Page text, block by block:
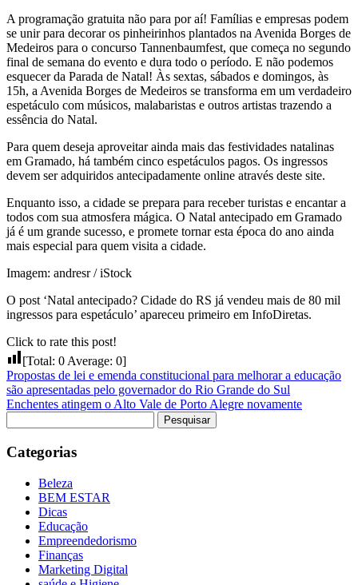
A programação gratuita não para por aí! Famílias e empresas podem
se unir para decorar os pinheirinhos plantados na Avenida Borges de
Medeiros para o concurso Tannenbaumfest, que começa no segundo
final de semana do evento e dura todo o período. E não podemos
esquecer da Parada de Natal! Às sextas, sábados e domingos, às
15h, a Avenida Borges de Medeiros se transforma em um verdadeiro
espetáculo com músicos, malabaristas e outros artistas trazendo a
essência do Natal.
Para quem deseja aproveitar ainda mais das festividades natalinas
em Gramado, há também cinco espetáculos pagos. Os ingressos
devem ser adquiridos antecipadamente online através deste site.
Enquanto isso, a cidade se prepara para receber turistas e encantar a
todos com sua atmosfera mágica. O Natal antecipado em Gramado
já é um grande sucesso, e promete tornar esta época do ano ainda
mais especial para quem visita a cidade.
Imagem: andresr / iStock
O post ‘Natal antecipado? Cidade do RS já vendeu mais de 80 mil
ingressos para espetáculo’ apareceu primeiro em InfoDiretas.
Click to rate this post!
[Total: 0 Average: 0]
Propostas de lei e emenda constitucional para melhorar a educação
são apresentadas pelo governador do Rio Grande do Sul
Enchentes atingem o Alto Vale de Porto Alegre novamente
por:
Categorias
Beleza
BEM ESTAR
Dicas
Educação
Empreendedorismo
Finanças
Marketing Digital